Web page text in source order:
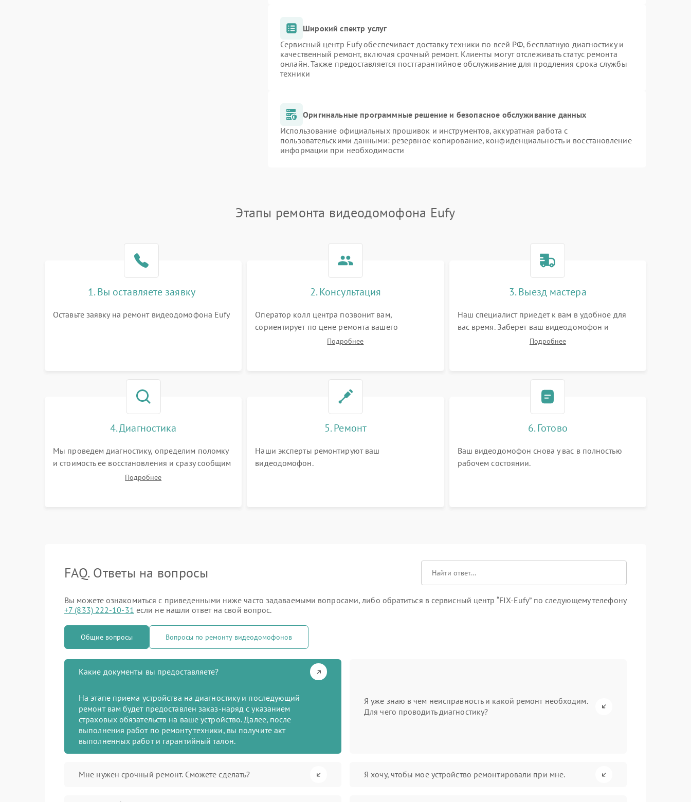
Широкий спектр услуг
Сервисный центр Eufy обеспечивает доставку техники по всей РФ, бесплатную диагностику и
качественный ремонт, включая срочный ремонт. Клиенты могут отслеживать статус ремонта
онлайн. Также предоставляется постгарантийное обслуживание для продления срока службы
техники
Оригинальные программные решение и безопасное обслуживание данных
Использование официальных прошивок и инструментов, аккуратная работа с
пользовательскими данными: резервное копирование, конфиденциальность и восстановление
информации при необходимости
Этапы ремонта видеодомофона Eufy
1. Вы оставляете заявку
Оставьте заявку на ремонт видеодомофона Eufy
2. Консультация
Оператор колл центра позвонит вам,
сориентирует по цене ремонта вашего
видеодомофона а также ответит на все ваши
Подробнее
3. Выезд мастера
Наш специалист приедет к вам в удобное для
вас время. Заберет ваш видеодомофон и
привезет на склад для диагностики.
Подробнее
4. Диагностика
Мы проведем диагностику, определим поломку
и стоимость ее восстановления и сразу сообщим
вам о сроках ее устранения
Подробнее
5. Ремонт
Наши эксперты ремонтируют ваш
видеодомофон.
6. Готово
Ваш видеодомофон снова у вас в полностью
рабочем состоянии.
FAQ. Ответы на вопросы
Вы можете ознакомиться с приведенными ниже часто задаваемыми вопросами, либо обратиться в сервисный центр “FIX-Eufy” по следующему телефону
+7 (833) 222-10-31 если не нашли ответ на свой вопрос.
Общие вопросы Вопросы по ремонту видеодомофонов
Какие документы вы предоставляете?
На этапе приема устройства на диагностику и последующий
ремонт вам будет предоставлен заказ-наряд с указанием
страховых обязательств на ваше устройство. Далее, после
выполнения работ по ремонту техники, вы получите акт
выполненных работ и гарантийный талон.
Я уже знаю в чем неисправность и какой ремонт необходим.
Для чего проводить диагностику?
Мне нужен срочный ремонт. Сможете сделать? Я хочу, чтобы мое устройство ремонтировали при мне.